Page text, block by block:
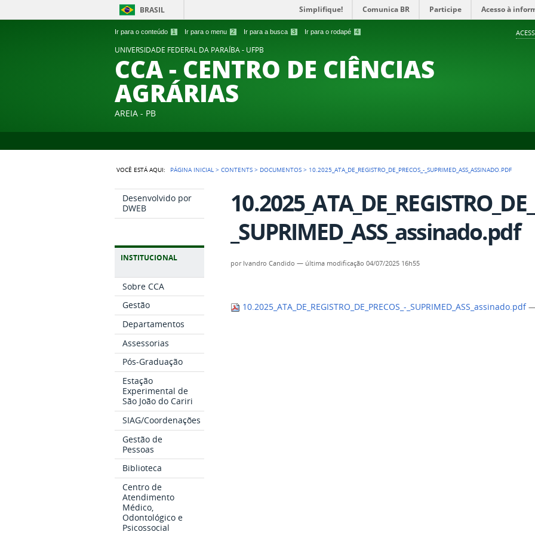
Ir para o conteúdo 1 Ir para o menu 2 Ir para a busca 3 Ir para o rodapé 4
BRASIL Simplifique! Comunica BR Participe Acesso à
UNIVERSIDADE FEDERAL DA PARAÍBA - UFPB
CCA - CENTRO DE CIÊNCIAS
AGRÁRIAS
AREIA - PB
VOCÊ ESTÁ AQUI: PÁGINA INICIAL >CONTENTS > DOCUMENTOS > 10.2025_ATA_DE_REGISTRO_DE_PRECOS_-_SUPRIMED_ASS_ASSINADO.PDF
Desenvolvido por
DWEB
INSTITUCIONAL
Sobre CCA
Gestão
Departamentos
Assessorias
Pós-Graduação
Estação
Experimental de
São João do Cariri
SIAG/Coordenações
Gestão de
Pessoas
Biblioteca
Centro de
Atendimento
Médico,
Odontológico e
Psicossocial
_SUPRIMED_ASS_assinado.pdf
por Ivandro Candido — última modificação 04/07/2025 16h55
10.2025_ATA_DE_REGISTRO_DE_PRECOS_-_SUPRIMED_ASS_assinado.pdf—